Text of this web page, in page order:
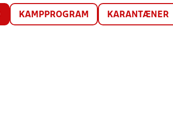
KAMPPROGRAM KARANTÆNER